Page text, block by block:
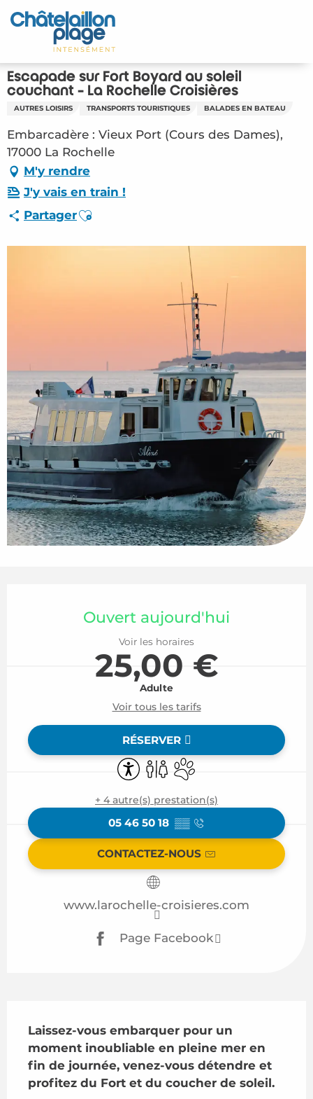
Aller
au
principal
Accueil
Découvrir
A vivre
Rendez-vous
Escapade sur Fort Boyard au soleil
couchant - La Rochelle Croisières
AUTRES LOISIRS TRANSPORTS TOURISTIQUES BALADES EN BATEAU
Embarcadère : Vieux Port (Cours des Dames),
17000 La Rochelle
M'y rendre
J'y vais en train !
PartagerAjouter aux favoris
Ouvert aujourd'hui
Voir les horaires
25,00 €
Adulte
Voir tous les tarifs
RÉSERVER
Accessibilité
ToilettesAnimaux acceptés
+ 4 autre(s) prestation(s)
05 46 50 18 ▒▒
CONTACTEZ-NOUS
www.larochelle-croisieres.com
Page Facebook
Laissez-vous embarquer pour un
moment inoubliable en pleine mer en
fin de journée, venez-vous détendre et
profitez du Fort et du coucher de soleil.